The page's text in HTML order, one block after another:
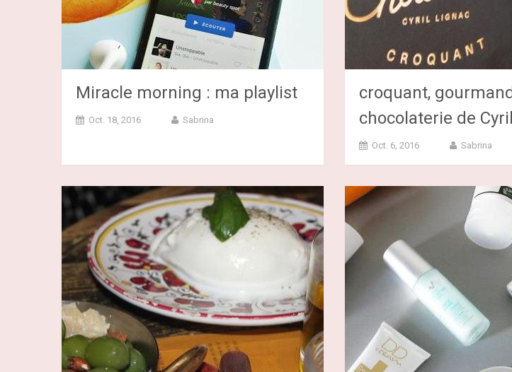
Miracle morning : ma playlist
Oct. 18, 2016 Sabrina
croquant,
chocolaterie de
Oct. 6, 2016 Sabrina